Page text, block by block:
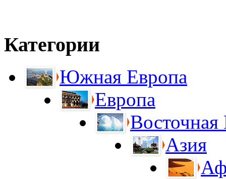
Категории
Южная Европа
Европа
Восточная
Азия